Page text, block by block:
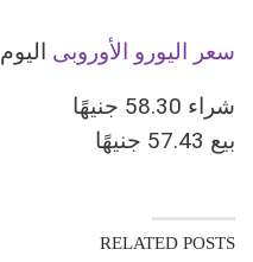
سعر اليورو الأوروبى اليوم
شراء 58.30 جنيهًا
بيع 57.43 جنيهًا
RELATED POSTS